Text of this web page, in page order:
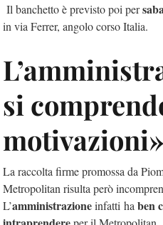
Il banchetto è previsto poi per
in via Ferrer, angolo corso Italia.
si
motivazioni»
La raccolta firme promossa da
Metropolitan risulta però
L’amministrazioneinfatti haben